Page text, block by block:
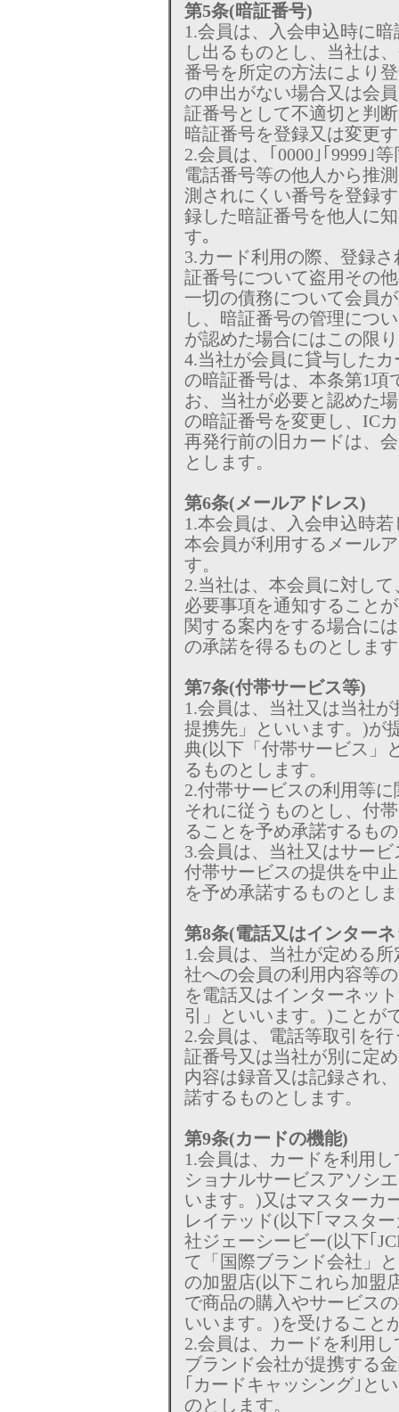
第5条(暗証番号)
1.会員は、入会申込時に
し出るものとし、当社は
番号を所定の方法により
の申出がない場合又は会
証番号として不適切と判
暗証番号を登録又は変更
2.会員は、｢0000｣｢9999｣
電話番号等の他人から推
測されにくい番号を登録
録した暗証番号を他人に
す｡
3.カード利用の際、登録
証番号について盗用その
一切の債務について会員
し、暗証番号の管理につ
が認めた場合にはこの限
4.当社が会員に貸与した
の暗証番号は、本条第1項
お、当社が必要と認めた
の暗証番号を変更し、IC
再発行前の旧カードは、
とします。
第6条(メールアドレス)
1.本会員は、入会申込時
本会員が利用するメール
す。
2.当社は、本会員に対し
必要事項を通知すること
関する案内をする場合に
の承諾を得るものとしま
第7条(付帯サービス等)
1.会員は、当社又は当社
提携先」といいます。)が
典(以下「付帯サービス」
るものとします。
2.付帯サービスの利用等
それに従うものとし、付
ることを予め承諾するも
3.会員は、当社又はサー
付帯サービスの提供を中
を予め承諾するものとし
第8条(電話又はインター
1.会員は、当社が定める
社への会員の利用内容等
を電話又はインターネッ
引」といいます。)ことが
2.会員は、電話等取引を
証番号又は当社が別に定
内容は録音又は記録され
諾するものとします。
第9条(カードの機能)
1.会員は、カードを利用
ショナルサービスアソシ
います。)又はマスターカ
レイテッド(以下｢マスタ
社ジェーシービー(以下｢
て「国際ブランド会社」
の加盟店(以下これら加盟
で商品の購入やサービス
いいます。)を受けること
2.会員は、カードを利用
ブランド会社が提携する
｢カードキャッシング｣と
のとします。